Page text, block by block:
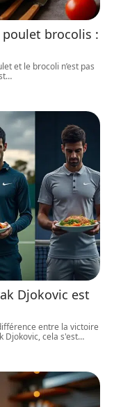
brocolis :
et le brocoli n’est pas
…
Djokovic est
entre la victoire
Djokovic, cela s'est…